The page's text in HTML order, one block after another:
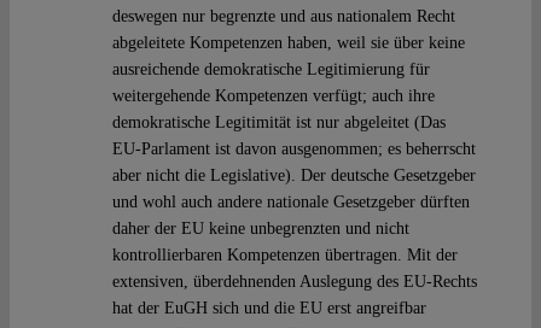
deswegen nur begrenzte und aus nationalem Recht
abgeleitete Kompetenzen haben, weil sie über keine
ausreichende demokratische Legitimierung für
weitergehende Kompetenzen verfügt; auch ihre
demokratische Legitimität ist nur abgeleitet (Das
EU-Parlament ist davon ausgenommen; es beherrscht
aber nicht die Legislative). Der deutsche Gesetzgeber
und wohl auch andere nationale Gesetzgeber dürften
daher der EU keine unbegrenzten und nicht
kontrollierbaren Kompetenzen übertragen. Mit der
extensiven, überdehnenden Auslegung des EU-Rechts
hat der EuGH sich und die EU erst angreifbar